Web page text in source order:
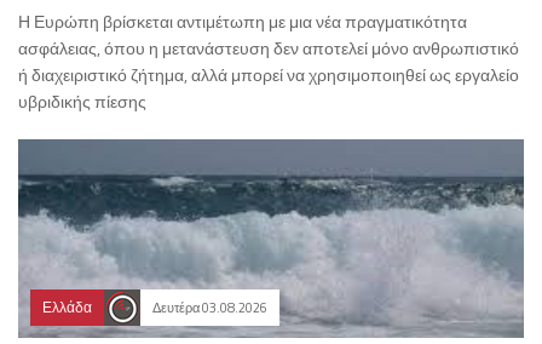
Η Ευρώπη βρίσκεται αντιμέτωπη με μια νέα πραγματικότητα
ασφάλειας, όπου η μετανάστευση δεν αποτελεί μόνο ανθρωπιστικό
ή διαχειριστικό ζήτημα, αλλά μπορεί να χρησιμοποιηθεί ως εργαλείο
υβριδικής πίεσης
Ελλάδα Δευτέρα 03.08.2026